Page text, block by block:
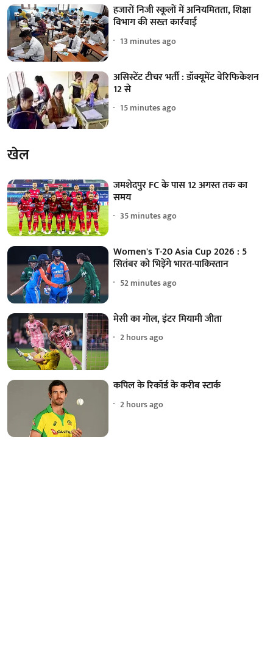
हजारों निजी स्कूलों में अनियमितता, शिक्षा
विभाग की सख्त कार्रवाई
13 minutes ago
असिस्टेंट टीचर भर्ती : डॉक्यूमेंट वेरिफिकेशन
12 से
15 minutes ago
खेल
जमशेदपुर FC के पास 12 अगस्त तक का
समय
35 minutes ago
Women's T-20 Asia Cup 2026 : 5
सितंबर को भिड़ेंगे भारत-पाकिस्तान
52 minutes ago
मेसी का गोल, इंटर मियामी जीता
2 hours ago
कपिल के रिकॉर्ड के करीब स्टार्क
2 hours ago